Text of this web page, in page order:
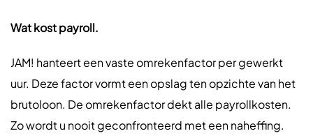
Wat kost payroll.
JAM! hanteert een vaste omrekenfactor per gewerkt
uur. Deze factor vormt een opslag ten opzichte van het
brutoloon. De omrekenfactor dekt alle payrollkosten.
Zo wordt u nooit geconfronteerd met een naheffing.